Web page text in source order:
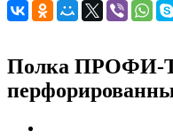
Полка ПРОФИ-Т